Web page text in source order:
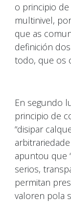
o principio
multinivel,
que as
definición
todo, que os
En segundo
principio de
“disipar
apuntou que
serios,
permitan
valoren pola